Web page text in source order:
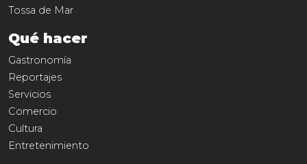
Tossa de Mar
Qué hacer
Gastronomía
Reportajes
Servicios
Comercio
Cultura
Entretenimiento